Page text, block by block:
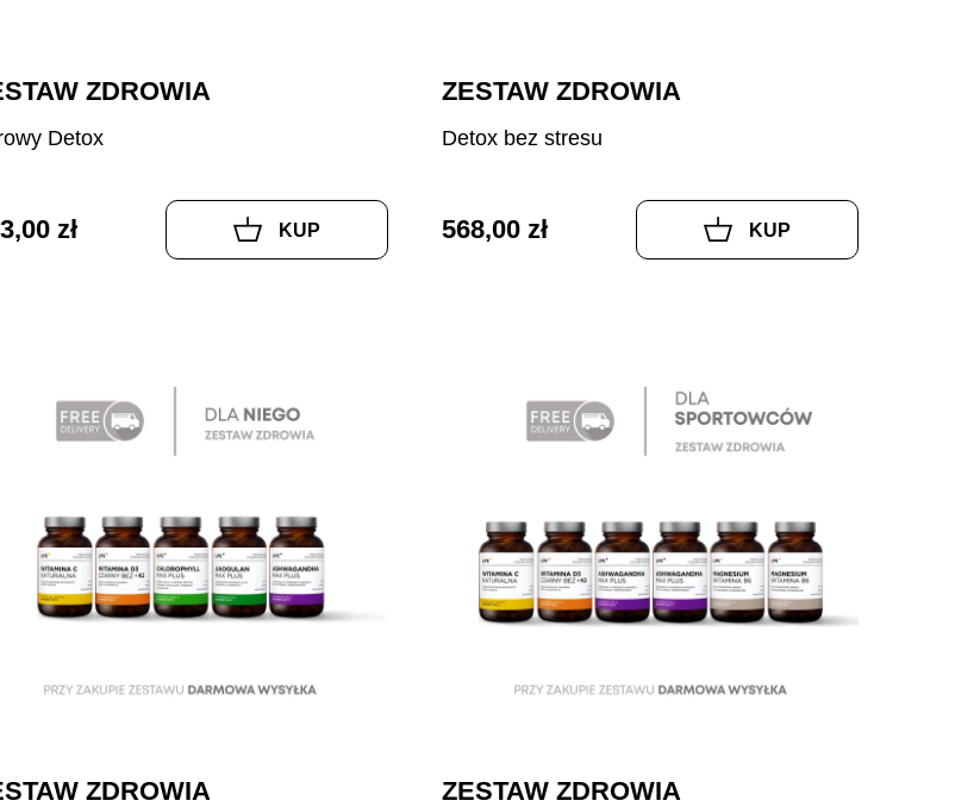
ZDROWIA
Detox
zł KUP
ZESTAW ZDROWIA
Detox bez stresu
568,00 zł KUP
ZDROWIA ZESTAW ZDROWIA